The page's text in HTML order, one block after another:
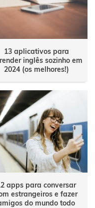
13 aplicativos para
inglês sozinho em
2024 (os melhores!)
apps para conversar
estrangeiros e fazer
do mundo todo